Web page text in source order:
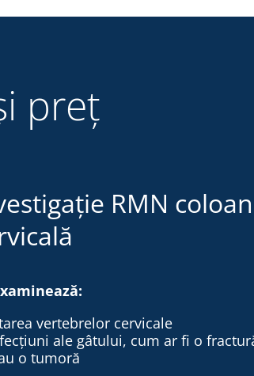
preț
RMN
vertebrelor cervicale
ale gâtului, cum ar fi o
o tumoră